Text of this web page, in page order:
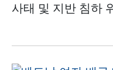
사태 및 지반 침하